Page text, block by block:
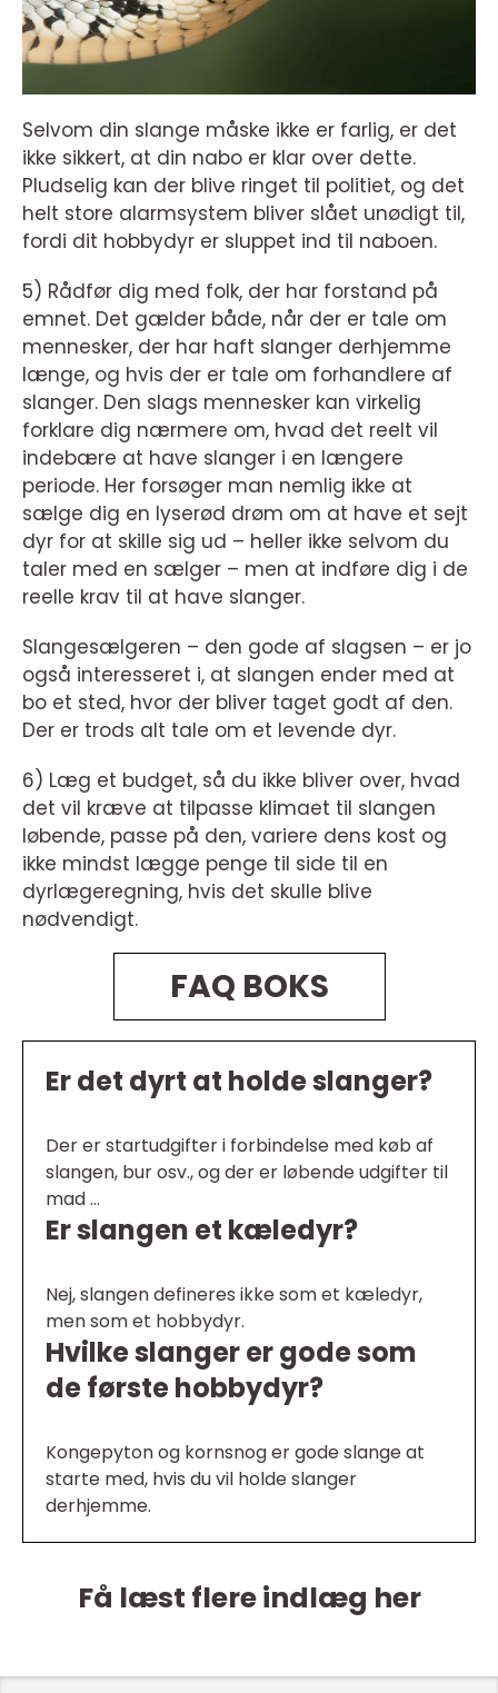
Selvom din slange måske ikke er farlig, er det
ikke sikkert, at din nabo er klar over dette.
Pludselig kan der blive ringet til politiet, og det
helt store alarmsystem bliver slået unødigt til,
fordi dit hobbydyr er sluppet ind til naboen.
5) Rådfør dig med folk, der har forstand på
emnet. Det gælder både, når der er tale om
mennesker, der har haft slanger derhjemme
længe, og hvis der er tale om forhandlere af
slanger. Den slags mennesker kan virkelig
forklare dig nærmere om, hvad det reelt vil
indebære at have slanger i en længere
periode. Her forsøger man nemlig ikke at
sælge dig en lyserød drøm om at have et sejt
dyr for at skille sig ud – heller ikke selvom du
taler med en sælger – men at indføre dig i de
reelle krav til at have slanger.
Slangesælgeren – den gode af slagsen – er jo
også interesseret i, at slangen ender med at
bo et sted, hvor der bliver taget godt af den.
Der er trods alt tale om et levende dyr.
6) Læg et budget, så du ikke bliver over, hvad
det vil kræve at tilpasse klimaet til slangen
løbende, passe på den, variere dens kost og
ikke mindst lægge penge til side til en
dyrlægeregning, hvis det skulle blive
nødvendigt.
FAQ BOKS
Er det dyrt at holde slanger?
Der er startudgifter i forbindelse med køb af
slangen, bur osv., og der er løbende udgifter til
mad …
Er slangen et kæledyr?
Nej, slangen defineres ikke som et kæledyr,
men som et hobbydyr.
Hvilke slanger er gode som
de første hobbydyr?
Kongepyton og kornsnog er gode slange at
starte med, hvis du vil holde slanger
derhjemme.
Få læst flere indlæg her